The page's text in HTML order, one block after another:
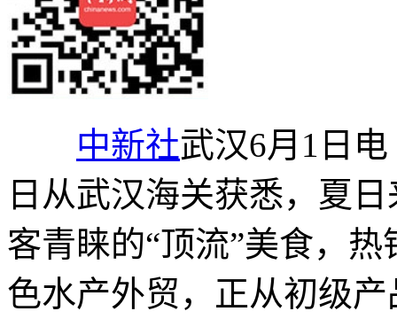
中新社武汉6月1日
日从武汉海关获悉，夏
客青睐的“顶流”美食，
色水产外贸，正从初级